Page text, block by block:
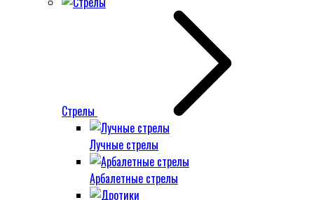
Стрелы
Лучные стрелы
Арбалетные стрелы